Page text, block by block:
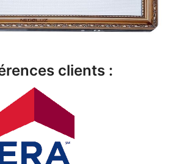
clients :